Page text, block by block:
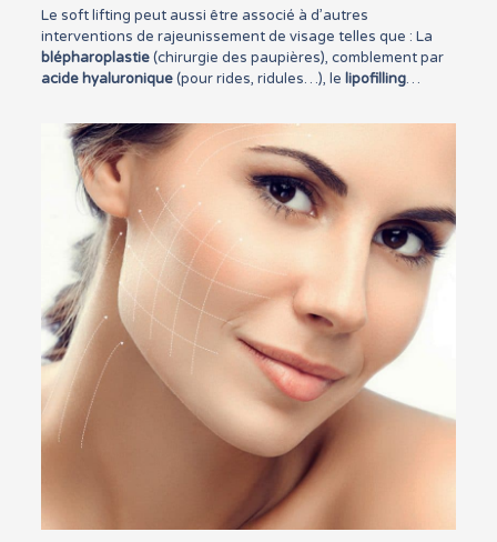
Le soft lifting peut aussi être associé à d’autres
interventions de rajeunissement de visage telles que : La
blépharoplastie(chirurgie des paupières), comblement par
acide hyaluronique(pour rides, ridules…), le lipofilling…